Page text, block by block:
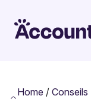
Home / Conseils